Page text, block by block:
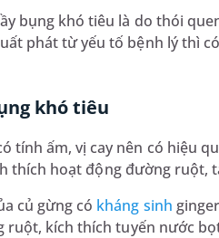
bụng khó tiêu là do thói
phát từ yếu tố bệnh lý thì
khó tiêu
tính ấm, vị cay nên có hiệu
thích hoạt động đường ruột,
củ gừng có kháng sinh
kích thích tuyến nước